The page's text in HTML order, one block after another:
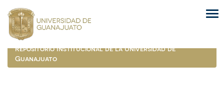
navigation
Repositorio Institucional de la Universidad de
Guanajuato